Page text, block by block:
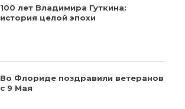
100 лет Владимира Гуткина:
история целой эпохи
Во Флориде поздравили ветеранов
с 9 Мая